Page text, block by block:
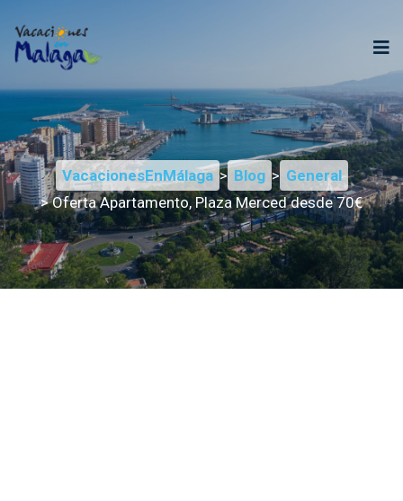
VacacionesEnMálaga > Blog > General
> Oferta Apartamento, Plaza Merced desde 70€